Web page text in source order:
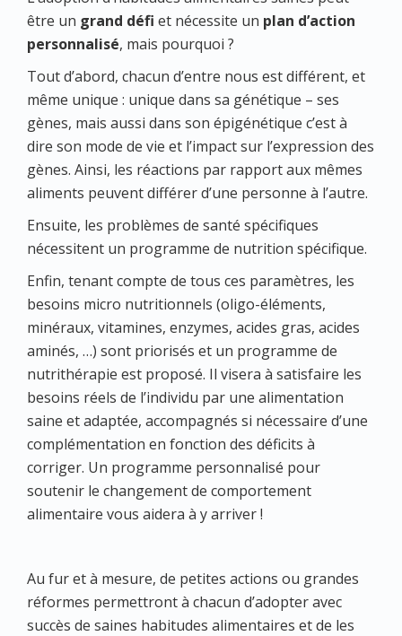
être un grand défi et nécessite un plan d’action
personnalisé, mais pourquoi ?
Tout d’abord, chacun d’entre nous est différent, et
même unique : unique dans sa génétique – ses
gènes, mais aussi dans son épigénétique c’est à
dire son mode de vie et l’impact sur l’expression des
gènes. Ainsi, les réactions par rapport aux mêmes
aliments peuvent différer d’une personne à l’autre.
Ensuite, les problèmes de santé spécifiques
nécessitent un programme de nutrition spécifique.
Enfin, tenant compte de tous ces paramètres, les
besoins micro nutritionnels (oligo-éléments,
minéraux, vitamines, enzymes, acides gras, acides
aminés, …) sont priorisés et un programme de
nutrithérapie est proposé. Il visera à satisfaire les
besoins réels de l’individu par une alimentation
saine et adaptée, accompagnés si nécessaire d’une
complémentation en fonction des déficits à
corriger. Un programme personnalisé pour
soutenir le changement de comportement
alimentaire vous aidera à y arriver !
Au fur et à mesure, de petites actions ou grandes
réformes permettront à chacun d’adopter avec
succès de saines habitudes alimentaires et de les